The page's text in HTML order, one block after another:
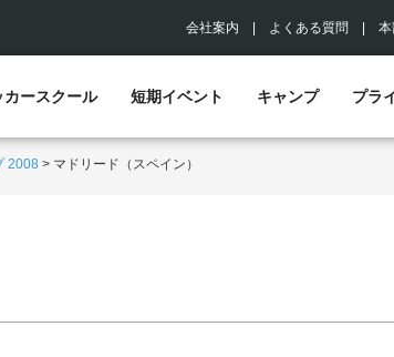
会社案内 よくある質問
カースクール 短期イベント キャンプ プラ
2008 > マドリード（スペイン）